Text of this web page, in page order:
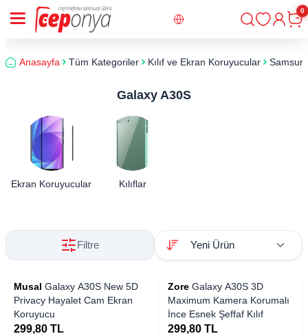
Giriş
0
Anasayfa Tüm Kategoriler Kılıf ve Ekran Koruyucular
Galaxy A30S
Ekran Koruyucular Kılıflar
Filtre
Musal Galaxy A30S New 5D
Privacy Hayalet Cam Ekran
Koruyucu
299,80 TL
Zore Galaxy A30S 3D
Maximum Kamera Korumalı
İnce Esnek Şeffaf Kılıf
299,80 TL